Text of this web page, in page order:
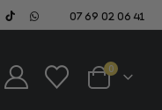
07 69 02 06 41
0